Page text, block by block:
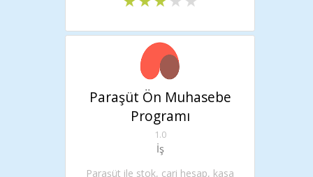
Paraşüt Ön Muhasebe
Programı
1.0
İş
Paraşüt ile stok, cari hesap, kasa